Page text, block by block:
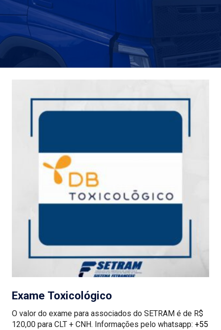
Exame Toxicológico
O valor do exame para associados do SETRAM é de R$
120,00 para CLT + CNH. Informações pelo whatsapp: +55